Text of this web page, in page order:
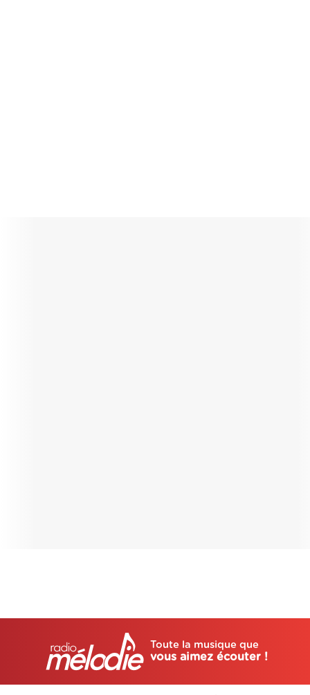
Toute la musique que
vous aimez écouter !